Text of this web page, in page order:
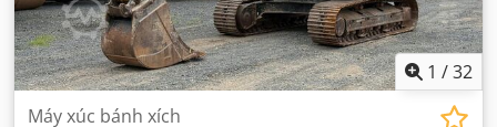
1 /32
Máy xúc bánh xích